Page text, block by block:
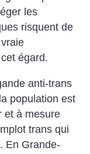
les
risquent de
égard.
anti-trans
population est
et à mesure
trans qui
En Grande-